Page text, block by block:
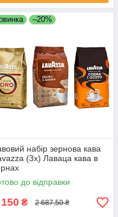
–20%
набір зернова кава
(3х) Лаваца кава в
до відправки
₴ 2 687,50 ₴